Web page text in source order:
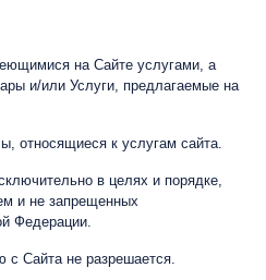
на Сайте услугами, а
и/или Услуги, предлагаемые на
относящиеся к услугам сайта.
в целях и порядке,
и не запрещенных
Федерации.
с Сайта не разрешается.